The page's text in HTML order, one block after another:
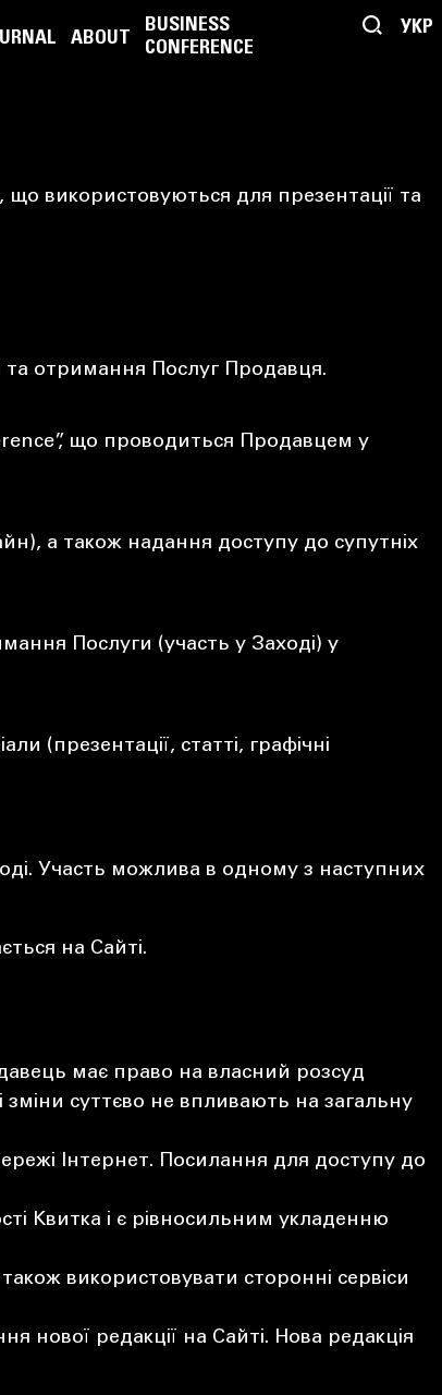
УКР
ABOUT
BUSINESS
CONFERENCE
що використовуються для презентації та
та отримання Послуг Продавця.
що проводиться Продавцем у
а також надання доступу до супутніх
Послуги (участь у Заході) у
(презентації, статті, графічні
Участь можлива в одному з наступних
на Сайті.
має право на власний розсуд
суттєво не впливають на загальну
Інтернет. Посилання для доступу до
Квитка і є рівносильним укладенню
використовувати сторонні сервіси
редакції на Сайті. Нова редакція